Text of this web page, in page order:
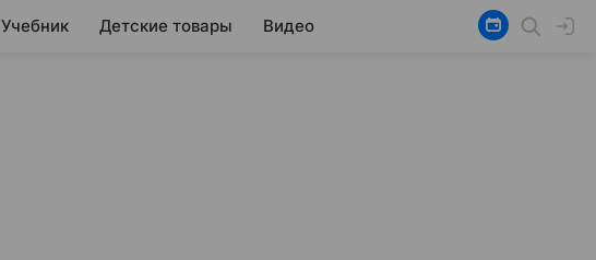
Учебник Детские товары Видео